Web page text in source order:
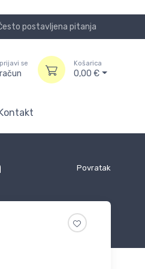
postavljena pitanja
se Košarica
0,00 €
Povratak